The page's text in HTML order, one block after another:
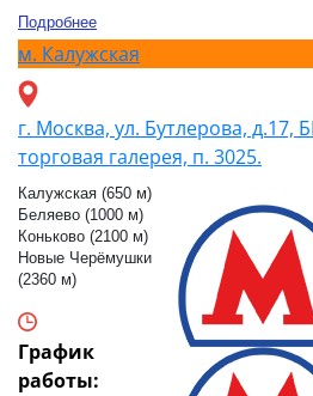
Подробнее
м. Калужская
г. Москва, ул. Бутлерова, д.17,
торговая галерея, п. 3025.
Калужская (650 м)
Беляево (1000 м)
Коньково (2100 м)
Новые Черёмушки
(2360 м)
График
работы: